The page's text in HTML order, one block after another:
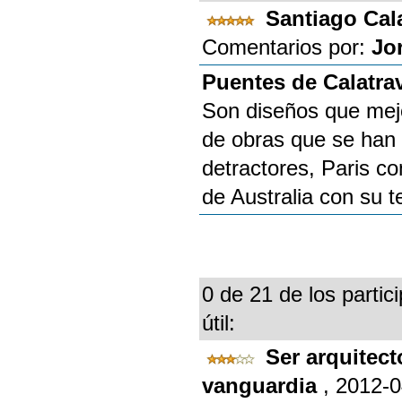
Santiago
Comentarios por:
Puentes de
Son diseños que
de obras que se
detractores, Paris
de Australia con su
0 de 21 de los
útil:
Ser
vanguardia , 2012-